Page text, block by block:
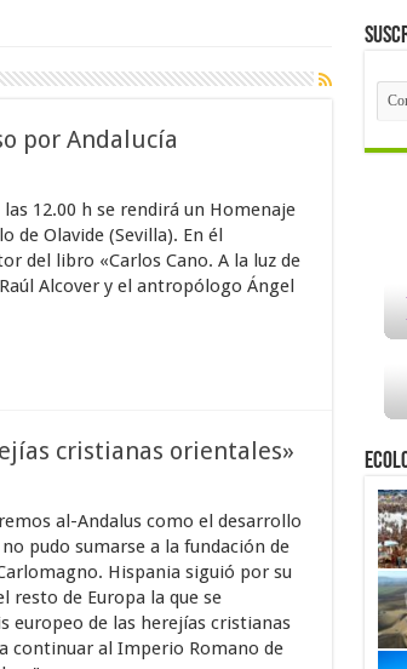
por Andalucía
12.00 h se rendirá un Homenaje
de Olavide (Sevilla). En él
del libro «Carlos Cano. A la luz de
Alcover y el antropólogo Ángel
cristianas orientales»
al-Andalus como el desarrollo
pudo sumarse a la fundación de
Hispania siguió por su
resto de Europa la que se
europeo de las herejías cristianas
continuar al Imperio Romano de